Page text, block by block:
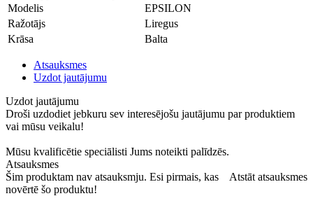
Modelis
EPSILON
Ražotājs
Liregus
Krāsa
Balta
Atsauksmes
Uzdot jautājumu
Uzdot jautājumu
Droši uzdodiet jebkuru sev interesējošu jautājumu par produktiem
vai mūsu veikalu!
Mūsu kvalificētie speciālisti Jums noteikti palīdzēs.
Atsauksmes
Atstāt atsauksmes
Šim produktam nav atsauksmju. Esi pirmais, kas
novērtē šo produktu!